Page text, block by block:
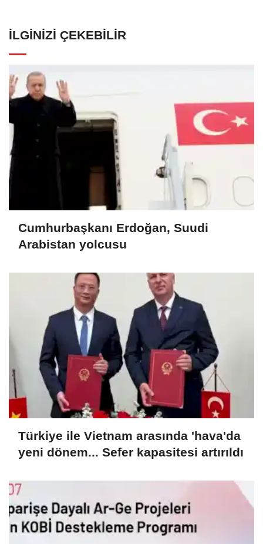
İLGINIZI ÇEKEBILIR
Cumhurbaşkanı Erdoğan, Suudi
Arabistan yolcusu
Türkiye ile Vietnam arasında 'hava'da
yeni dönem... Sefer kapasitesi artırıldı